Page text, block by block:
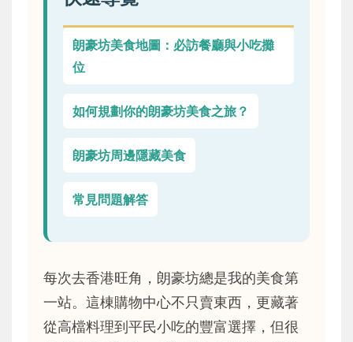
朗豪坊美食地圖：必訪餐廳與小吃攤
位
如何規劃你的朗豪坊美食之旅？
朗豪坊周邊隱藏美食
常見問題解答
每次去香港旺角，朗豪坊總是我的美食第
一站。這棟購物中心不只賣東西，更藏著
從高檔料理到平民小吃的豐富選擇，但很